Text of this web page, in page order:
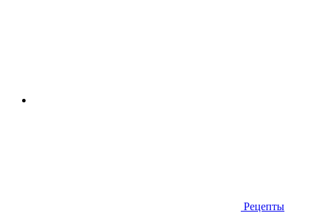
Рецепты